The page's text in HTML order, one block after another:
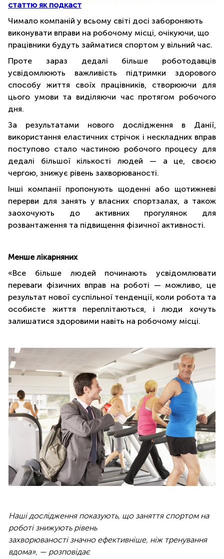
статтю як подкаст
Чимало компаній у всьому світі досі забороняють
виконувати вправи на робочому місці, очікуючи, що
працівники будуть займатися спортом у вільний час.
Проте зараз дедалі більше роботодавців
усвідомлюють важливість підтримки здорового
способу життя своїх працівників, створюючи для
цього умови та виділяючи час протягом робочого
дня.
За результатами нового дослідження в Данії,
використання еластичних стрічок і нескладних вправ
поступово стало частиною робочого процесу для
дедалі більшої кількості людей — а це, своєю
чергою, знижує рівень захворюваності.
Інші компанії пропонують щоденні або щотижневі
перерви для занять у власних спортзалах, а також
заохочують до активних прогулянок для
розвантаження та підвищення фізичної активності.
Менше лікарняних
«Все більше людей починають усвідомлювати
переваги фізичних вправ на роботі — можливо, це
результат нової суспільної тенденції, коли робота та
особисте життя переплітаються, і люди хочуть
залишатися здоровими навіть на робочому місці.
Наші дослідження показують, що заняття спортом на
роботі знижують рівень
захворюваності значно ефективніше, ніж тренування
вдома», — розповідає